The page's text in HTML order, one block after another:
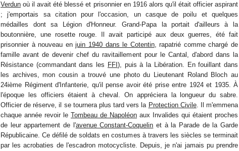
Verdun où il avait été blessé et prisonnier en 1916 alors qu'il était officier aspirant
; j'emportais sa citation pour l'occasion, un casque de poilu et quelques
médailles dont sa Légion d'Honneur. Grand-Papa la portait d'ailleurs à la
boutonnière, une rosette rouge. Il avait participé aux deux guerres, été fait
prisonnier à nouveau enjuin 1940 dans le Cotentin, rapatrié comme chargé de
famille avant de devenir chef du ravitaillement pour le Cantal, d'abord dans la
Résistance (commandant dans les FFI ), puis à la Libération. En fouillant dans
les archives, mon cousin a trouvé une photo du Lieutenant Roland Bloch au
24ième Régiment d'Infanterie, qu'il pense avoir été prise entre 1924 et 1935. À
l'époque les officiers étaient à cheval. On appréciera la longueur du sabre.
Officier de réserve, il se tournera plus tard vers la Protection Civile. Il m'emmena
chaque année revoir le Tombeau de Napoléon aux Invalides qui étaient proches
de leur appartement de l'avenue Constant-Coquelin et à la Parade de la Garde
Républicaine. Ce défilé de soldats en costumes à travers les siècles se terminait
par les acrobaties de l'escadron motocycliste. Depuis, je n'ai jamais pu prendre